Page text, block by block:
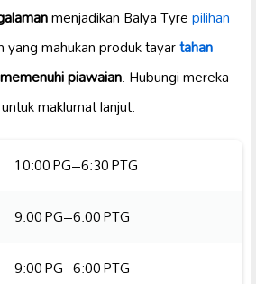
menjadikan Balya Tyrepilihan
yang mahukan produk tayartahan
memenuhi piawaian. Hubungi mereka
maklumat lanjut.
10:00 PG–6:30 PTG
9:00 PG–6:00 PTG
9:00 PG–6:00 PTG